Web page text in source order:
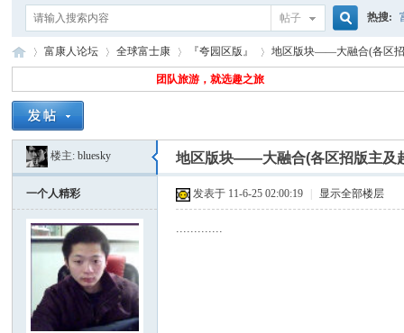
帖子
搜
热搜:
富 »
富康人论坛 全球富士康 『夸园区版』 地区版块——大融合(各区
团队旅游，就选趣之旅
楼主:bluesky 地区版块——大融合(各区招版主及
一个人精彩 发表于 11-6-25 02:00:19 显示全部楼层
.............